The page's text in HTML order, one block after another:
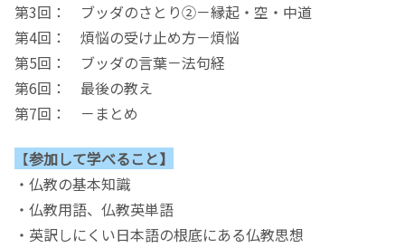
第3回： ブッダのさとり②－縁起・空・中道
第4回： 煩悩の受け止め方－煩悩
第5回： ブッダの言葉－法句経
第6回： 最後の教え
第7回： －まとめ
【参加して学べること】
・仏教の基本知識
・仏教用語、仏教英単語
・英訳しにくい日本語の根底にある仏教思想